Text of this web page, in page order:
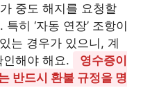
중도 해지를 요청할
히 ‘자동 연장’ 조항이
는 경우가 있으니, 계
해야 해요.
영수증이
반드시 환불 규정을 명